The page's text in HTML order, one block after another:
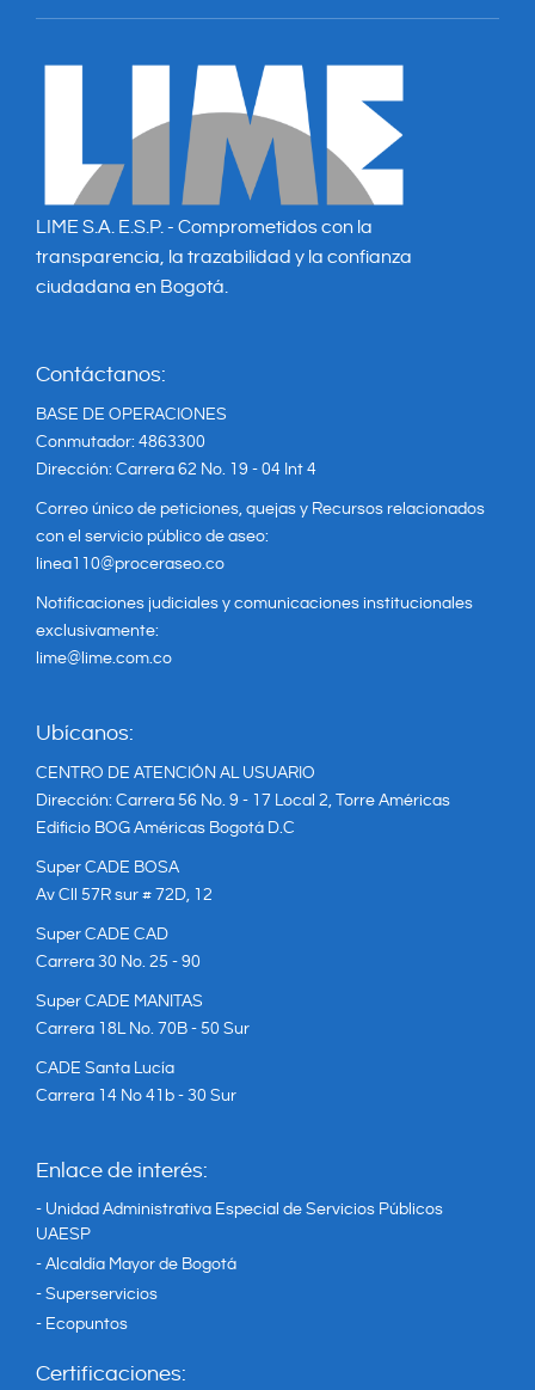
LIME S.A. E.S.P. - Comprometidos con la
transparencia, la trazabilidad y la confianza
ciudadana en Bogotá.
Contáctanos:
BASE DE OPERACIONES
Conmutador: 4863300
Dirección: Carrera 62 No. 19 - 04 Int 4
Correo único de peticiones, quejas y Recursos relacionados
con el servicio público de aseo:
linea110@proceraseo.co
Notificaciones judiciales y comunicaciones institucionales
exclusivamente:
lime@lime.com.co
Ubícanos:
CENTRO DE ATENCIÓN AL USUARIO
Dirección: Carrera 56 No. 9 - 17 Local 2, Torre Américas
Edificio BOG Américas Bogotá D.C
Super CADE BOSA
Av Cll 57R sur # 72D, 12
Super CADE CAD
Carrera 30 No. 25 - 90
Super CADE MANITAS
Carrera 18L No. 70B - 50 Sur
CADE Santa Lucía
Carrera 14 No 41b - 30 Sur
Enlace de interés:
- Unidad Administrativa Especial de Servicios Públicos
UAESP
- Alcaldía Mayor de Bogotá
- Superservicios
- Ecopuntos
Certificaciones: